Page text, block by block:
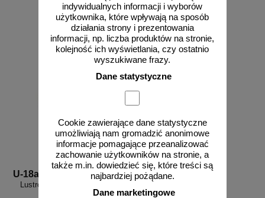
indywidualnych informacji i wyborów
użytkownika, które wpływają na sposób
działania strony i prezentowania
informacji, np. liczba produktów na stronie,
kolejność ich wyświetlania, czy ostatnio
wyszukiwane frazy.
Dane statystyczne
Cookie zawierające dane statystyczne
umożliwiają nam gromadzić anonimowe
informacje pomagające przeanalizować
zachowanie użytkowników na stronie, a
także m.in. dowiedzieć się, które treści są
najbardziej pożądane.
Dane marketingowe
zobacz do koszyka
U-18a
Lustro okrągłe uliczne drogowe